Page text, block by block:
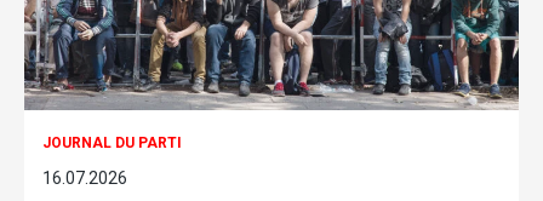
JOURNAL DU PARTI
16.07.2026